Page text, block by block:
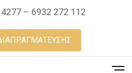
– 6932 272 112